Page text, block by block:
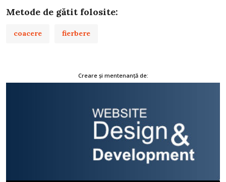
Metode de gătit folosite:
coacere fierbere
Creare și mentenanță de: